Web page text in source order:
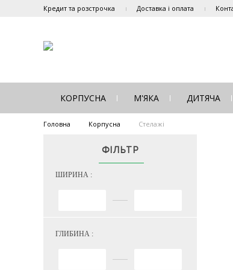
Кредит та розстрочка Доставка і оплата
КОРПУСНА М'ЯКА ДИТЯЧА
Головна Корпусна Стелажі
ФІЛЬТР
ШИРИНА :
ГЛИБИНА :